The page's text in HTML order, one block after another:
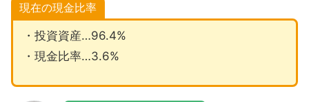
現在の現金比率
・投資資産…96.4%
・現金比率…3.6%